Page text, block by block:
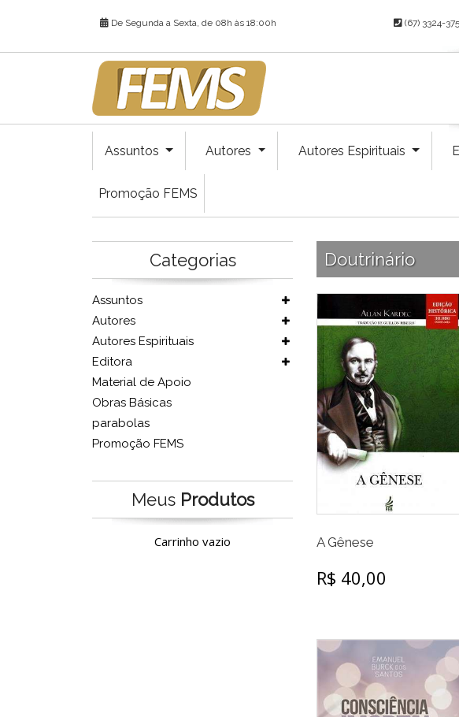
De Segunda a Sexta, de 08h às 18:00h (67) 3324-
Assuntos Autores Autores Espirituais
Promoção FEMS
Categorias
Assuntos
Autores
Autores Espirituais
Editora
Material de Apoio
Obras Básicas
parabolas
Promoção FEMS
Meus Produtos
Carrinho vazio
Doutrinário
A Gênese
R$ 40,00